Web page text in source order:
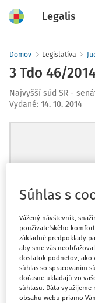
Legalis
Domov Legislatíva
3 Tdo 46/
Najvyšší súd SR -
Vydané: 14. 10. 2014
Ups,
Celý
Súhlas s
Vážený návštevník,
používateľského
základné predpoklady
aby sme vás
dostatok podnetov, ako
súhlas so spracovaním
dočasne ukladajú vo
súhlasu. Dáta využijeme
obsahu webu priamo